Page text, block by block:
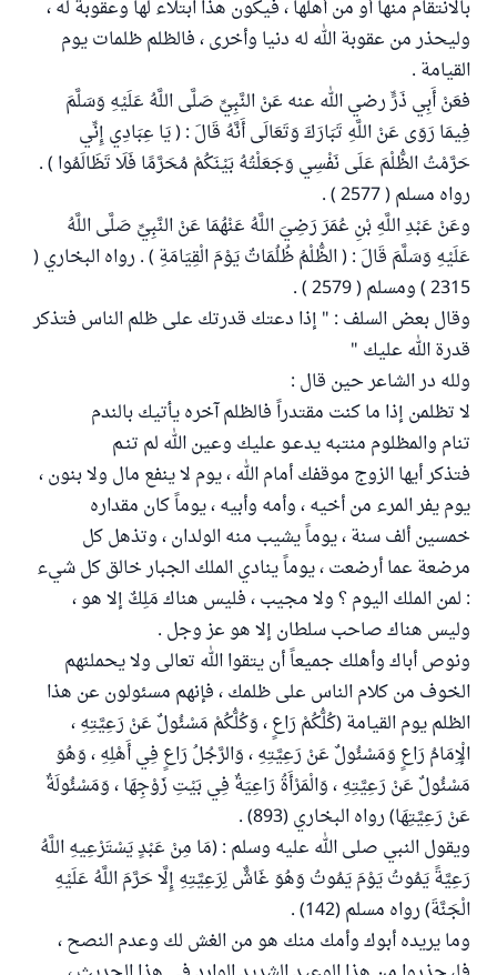
بالانتقام منها أو من أهلها ، فيكون هذا ابتلاء لها وعقوبة له ،
وليحذر من عقوبة الله له دنيا وأخرى ، فالظلم ظلمات يوم
القيامة .
فعَنْ أَبِي ذَرٍّ رضي الله عنه عَنْ النَّبِيِّ صَلَّى اللَّهُ عَلَيْهِ وَسَلَّمَ
فِيمَا رَوَى عَنْ اللَّهِ تَبَارَكَ وَتَعَالَى أَنَّهُ قَالَ : ( يَا عِبَادِي إِنِّي
حَرَّمْتُ الظُّلْمَ عَلَى نَفْسِي وَجَعَلْتُهُ بَيْنَكُمْ مُحَرَّمًا فَلَا تَظَالَمُوا ) .
رواه مسلم ( 2577 ) .
وعَنْ عَبْدِ اللَّهِ بْنِ عُمَرَ رَضِيَ اللَّهُ عَنْهُمَا عَنْ النَّبِيِّ صَلَّى اللَّهُ
عَلَيْهِ وَسَلَّمَ قَالَ : ( الظُّلْمُ ظُلُمَاتٌ يَوْمَ الْقِيَامَةِ ) . رواه البخاري (
2315 ) ومسلم ( 2579 ) .
وقال بعض السلف : " إذا دعتك قدرتك على ظلم الناس فتذكر
قدرة الله عليك "
ولله در الشاعر حين قال :
لا تظلمن إذا ما كنت مقتدراً فالظلم آخره يأتيك بالندم
تنام والمظلوم منتبه يدعـو عليك وعين الله لم تنـم
فتذكر أيها الزوج موقفك أمام الله ، يوم لا ينفع مال ولا بنون ،
يوم يفر المرء من أخيه ، وأمه وأبيه ، يوماً كان مقداره
خمسين ألف سنة ، يوماً يشيب منه الولدان ، وتذهل كل
مرضعة عما أرضعت ، يوماً ينادي الملك الجبار خالق كل شيء
: لمن الملك اليوم ؟ ولا مجيب ، فليس هناك مَلِكٌ إلا هو ،
وليس هناك صاحب سلطان إلا هو عز وجل .
ونوص أباك وأهلك جميعاً أن يتقوا الله تعالى ولا يحملنهم
الخوف من كلام الناس على ظلمك ، فإنهم مسئولون عن هذا
الظلم يوم القيامة (كُلُّكُمْ رَاعٍ ، وَكُلُّكُمْ مَسْئُولٌ عَنْ رَعِيَّتِهِ ،
الْإِمَامُ رَاعٍ وَمَسْئُولٌ عَنْ رَعِيَّتِهِ ، وَالرَّجُلُ رَاعٍ فِي أَهْلِهِ ، وَهُوَ
مَسْئُولٌ عَنْ رَعِيَّتِهِ ، وَالْمَرْأَةُ رَاعِيَةٌ فِي بَيْتِ زَوْجِهَا ، وَمَسْئُولَةٌ
عَنْ رَعِيَّتِهَا) رواه البخاري (893) .
ويقول النبي صلى الله عليه وسلم : (مَا مِنْ عَبْدٍ يَسْتَرْعِيهِ اللَّهُ
رَعِيَّةً يَمُوتُ يَوْمَ يَمُوتُ وَهُوَ غَاشٌّ لِرَعِيَّتِهِ إِلَّا حَرَّمَ اللَّهُ عَلَيْهِ
الْجَنَّةَ) رواه مسلم (142) .
وما يريده أبوك وأمك منك هو من الغش لك وعدم النصح ،